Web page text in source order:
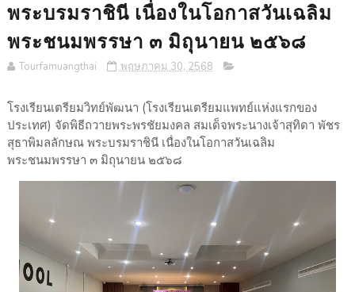
พระบรมราชินี เนื่องในโอกาสวันเฉลิม
พระชนมพรรษา ๓ มิถุนายน ๒๕๖๘
Tourfamuangthai พฤษภาคม 30, 2568
โรงเรียนเตรียมวิทย์พัฒนา (โรงเรียนเตรียมแพทย์แห่งแรกของ
ประเทศ) จัดพิธีถวายพระพรชัยมงคล สมเด็จพระนางเจ้าสุทิดา พัชร
สุธาพิมลลักษณ พระบรมราชินี เนื่องในโอกาสวันเฉลิม
พระชนมพรรษา ๓ มิถุนายน ๒๕๖๘